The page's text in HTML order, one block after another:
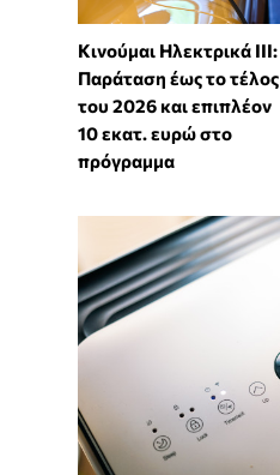
Κινούμαι Ηλεκτρικά ΙΙΙ:
Παράταση έως το τέλος
του 2026 και επιπλέον
10 εκατ. ευρώ στο
πρόγραμμα